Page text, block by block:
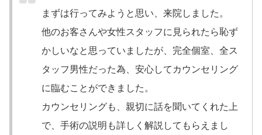
まずは行ってみようと思い、来院しました。
他のお客さんや女性スタッフに見られたら恥ず
かしいなと思っていましたが、完全個室、全ス
タッフ男性だった為、安心してカウンセリング
に臨むことができました。
カウンセリングも、親切に話を聞いてくれた上
で、手術の説明も詳しく解説してもらえまし